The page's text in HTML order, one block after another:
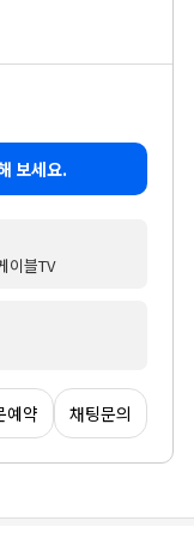
보세요.
이블TV
예약 채팅문의